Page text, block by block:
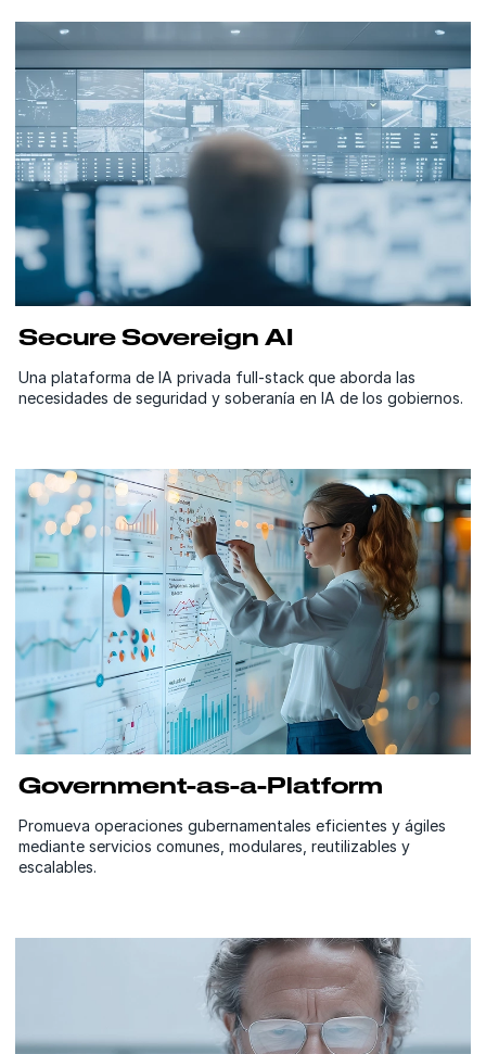
Secure Sovereign AI
Una plataforma de IA privada full-stack que aborda las
necesidades de seguridad y soberanía en IA de los gobiernos.
Government-as-a-Platform
Promueva operaciones gubernamentales eficientes y ágiles
mediante servicios comunes, modulares, reutilizables y
escalables.